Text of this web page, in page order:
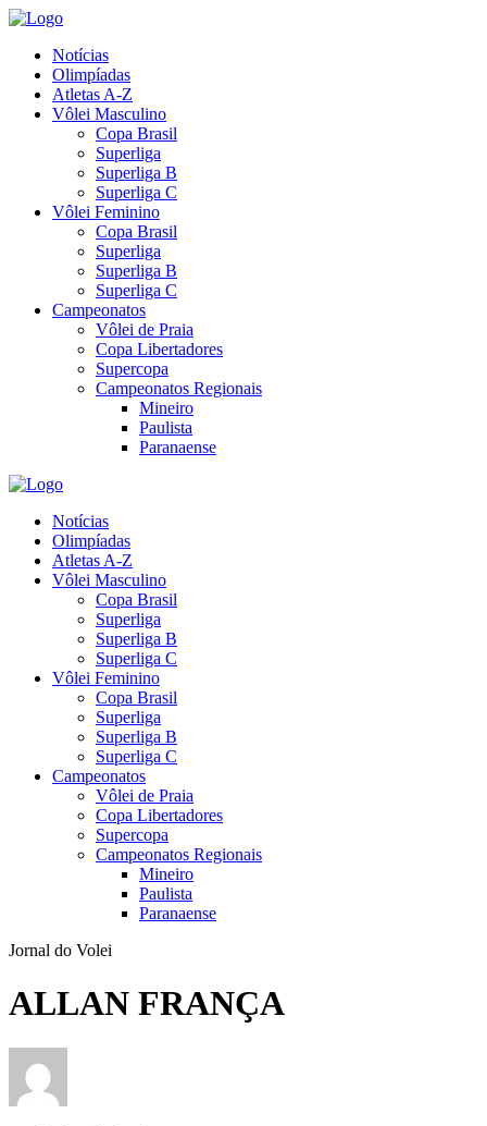
Notícias
Olimpíadas
Atletas A-Z
Vôlei Masculino
Copa Brasil
Superliga
Superliga B
Superliga C
Vôlei Feminino
Copa Brasil
Superliga
Superliga B
Superliga C
Campeonatos
Vôlei de Praia
Copa Libertadores
Supercopa
Campeonatos Regionais
Mineiro
Paulista
Paranaense
Notícias
Olimpíadas
Atletas A-Z
Vôlei Masculino
Copa Brasil
Superliga
Superliga B
Superliga C
Vôlei Feminino
Copa Brasil
Superliga
Superliga B
Superliga C
Campeonatos
Vôlei de Praia
Copa Libertadores
Supercopa
Campeonatos Regionais
Mineiro
Paulista
Paranaense
Jornal do Volei
ALLAN FRANÇA